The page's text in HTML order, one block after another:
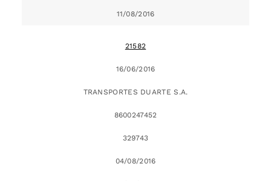
11/08/2016
21582
16/06/2016
TRANSPORTES DUARTE S.A.
8600247452
329743
04/08/2016